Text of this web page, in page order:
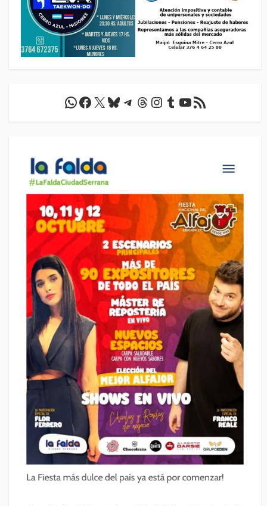
WhatsApp
Facebook
X Bluesky
Telegram
Threads
Instagram
Tumblr
YouTube
Feed RSS